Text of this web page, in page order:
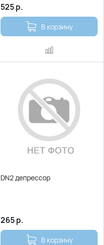
525р.
В корзину
DN2 депрессор
265р.
В корзину